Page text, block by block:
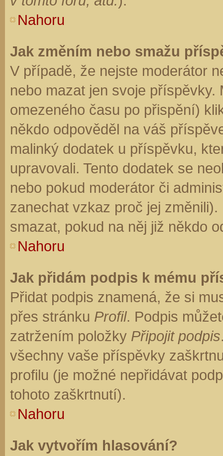
Nahoru
Jak změním nebo smažu
V případě, že nejste moderátor
nebo mazat jen svoje
omezeného času po přispění)
někdo odpověděl na váš
malinký dodatek u příspěvku,
upravovali. Tento dodatek se
nebo pokud moderátor či
zanechat vzkaz proč jej
smazat, pokud na něj již někdo
Nahoru
Jak přidám podpis k mému
Přidat podpis znamená, že si
přes stránku Profil. Podpis
zatržením položky Připojit podpis
všechny vaše příspěvky
profilu (je možné nepřidávat
tohoto zaškrtnutí).
Nahoru
Jak vytvořím hlasování?